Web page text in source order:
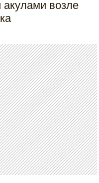
возле